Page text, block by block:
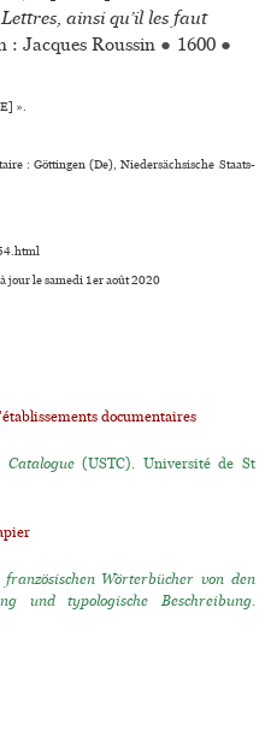
ainsi qu’il les faut
: Jacques Roussin ● 1600 ●
».
: Göttingen (De), Niedersächsische Staats-
jour le samedi 1er août 2020
documentaires
(USTC). Université de St
französischen Wörterbücher von den
und typologische Beschreibung.